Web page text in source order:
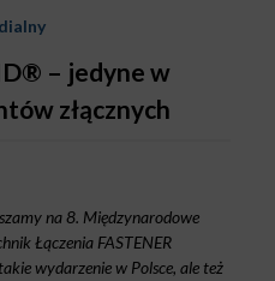
– jedyne w
złącznych
na 8. Międzynarodowe
Łączenia FASTENER
wydarzenie w Polsce, ale też